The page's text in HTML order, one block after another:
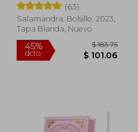
dcto.
(63)
Salamandra, Bolsillo, 2023,
Tapa Blanda, Nuevo